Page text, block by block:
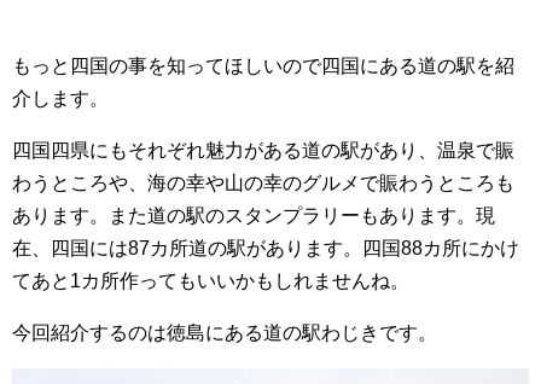
もっと四国の事を知ってほしいので四国にある道の駅を紹
介します。
四国四県にもそれぞれ魅力がある道の駅があり、温泉で賑
わうところや、海の幸や山の幸のグルメで賑わうところも
あります。また道の駅のスタンプラリーもあります。現
在、四国には87カ所道の駅があります。四国88カ所にかけ
てあと1カ所作ってもいいかもしれませんね。
今回紹介するのは徳島にある道の駅わじきです。